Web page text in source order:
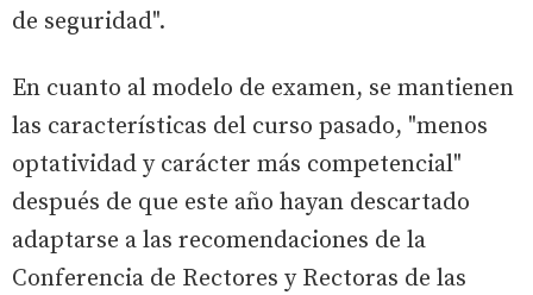
de seguridad".
En cuanto al modelo de examen, se mantienen
las características del curso pasado, "menos
optatividad y carácter más competencial"
después de que este año hayan descartado
adaptarse a las recomendaciones de la
Conferencia de Rectores y Rectoras de las